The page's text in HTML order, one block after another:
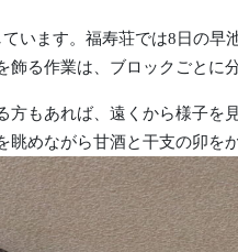
います。福寿荘では8日の早
る作業は、ブロックごとに
もあれば、遠くから様子を
めながら甘酒と干支の卯を